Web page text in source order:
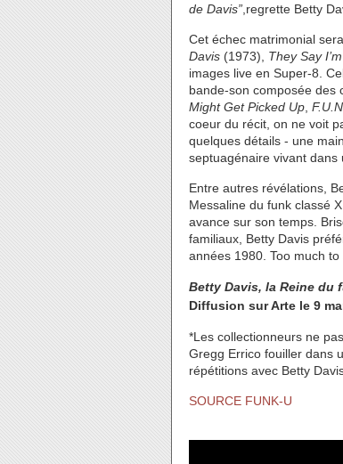
de Davis” ,regrette Betty
Cet échec matrimonial
Davis (1973), They Say
images live en Super-8.
bande-son composée des
Might Get Picked Up
coeur du récit, on ne voit
quelques détails - une
septuagénaire vivant dans
Entre autres révélations,
Messaline du funk classé
avance sur son temps.
familiaux, Betty Davis
années 1980. Too much to
Betty Davis, la Reine du
Diffusion sur Arte le 9
*Les collectionneurs ne
Gregg Errico fouiller dans
répétitions avec Betty
SOURCE FUNK-U